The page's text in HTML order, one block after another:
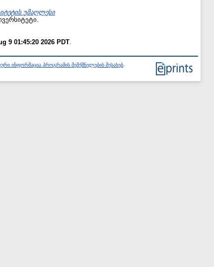
უმაღლესი
9 01:45:20 2026 PDT
ინფორმაცია პროგრამის შემქმნელების შესახებ